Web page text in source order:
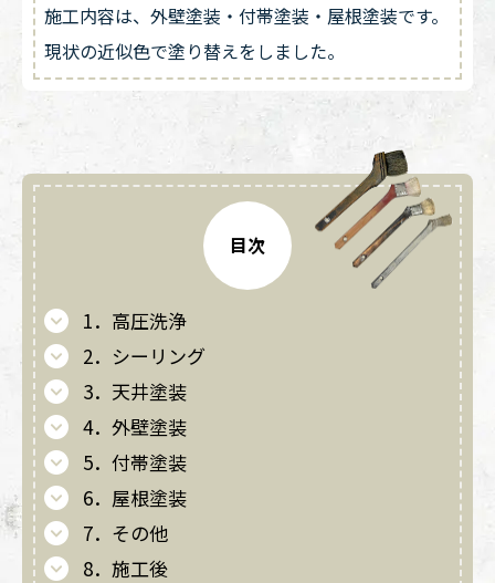
施工内容は、外壁塗装・付帯塗装・屋根塗装です。
現状の近似色で塗り替えをしました。
目次
1．高圧洗浄
2．シーリング
3．天井塗装
4．外壁塗装
5．付帯塗装
6．屋根塗装
7．その他
8．施工後